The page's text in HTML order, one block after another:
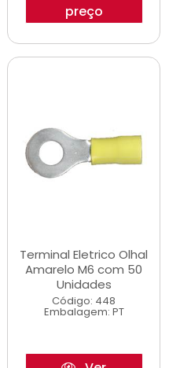
preço
Terminal Eletrico Olhal
Amarelo M6 com 50
Unidades
Código: 448
Embalagem: PT